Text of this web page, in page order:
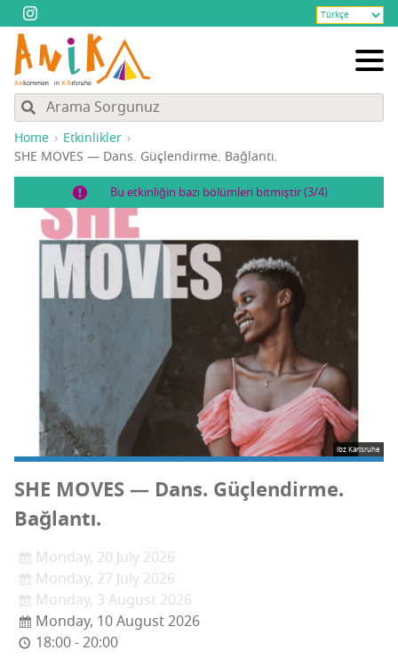
Home
Etkinlikler
SHE MOVES — Dans. Güç­len­dir­me. Bağlantı.
Bu etkinliğin bazı bölümleri bitmiştir (3/4)
ibz Karlsruhe
SHE MOVES — Dans. Güç­len­dir­me.
Bağlantı.
Monday, 20 July 2026
Monday, 27 July 2026
Monday, 3 August 2026
Monday, 10 August 2026
18:00 - 20:00